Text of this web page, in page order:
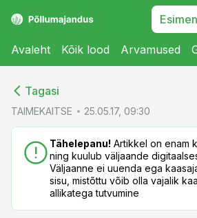
Avaleht Kõik lood Arvamused
Tagasi
TAIMEKAITSE 25.05.17, 09:30
Tähelepanu! Artikkel on enam
ning kuulub väljaande
Väljaanne ei uuenda ega
sisu, mistõttu võib olla vajalik
allikatega tutvumine